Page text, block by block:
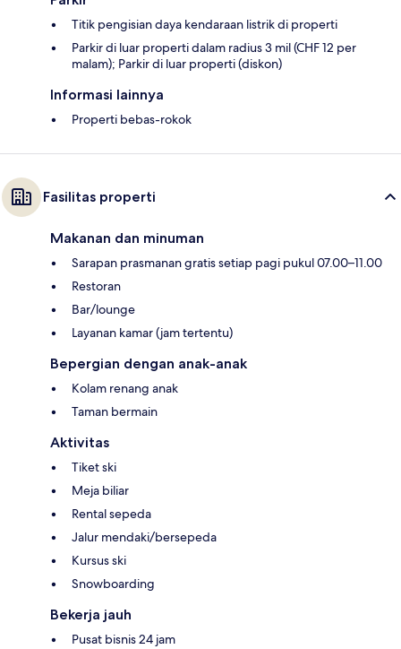
Titik pengisian daya kendaraan listrik di properti
Parkir di luar properti dalam radius 3 mil (CHF 12 per
malam); Parkir di luar properti (diskon)
Informasi lainnya
Properti bebas-rokok
Fasilitas properti
Makanan dan minuman
Sarapan prasmanan gratis setiap pagi pukul 07.00–11.00
Restoran
Bar/lounge
Layanan kamar (jam tertentu)
Bepergian dengan anak-anak
Kolam renang anak
Taman bermain
Aktivitas
Tiket ski
Meja biliar
Rental sepeda
Jalur mendaki/bersepeda
Kursus ski
Snowboarding
Bekerja jauh
Pusat bisnis 24 jam